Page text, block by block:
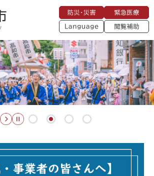
メニューを飛ばして本文へ
災
・
災
急
医
療
L
a
g
u
a
g
e
閲
覧
補
助